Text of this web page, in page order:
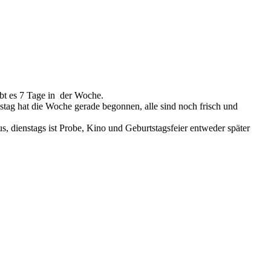
es 7 Tage in der Woche.
hat die Woche gerade begonnen, alle sind noch frisch und
dienstags ist Probe, Kino und Geburtstagsfeier entweder später